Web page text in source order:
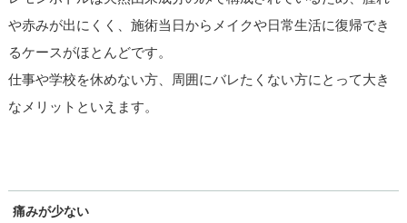
や赤みが出にくく、施術当日からメイクや日常生活に復帰でき
るケースがほとんどです。
仕事や学校を休めない方、周囲にバレたくない方にとって大き
なメリットといえます。
痛みが少ない